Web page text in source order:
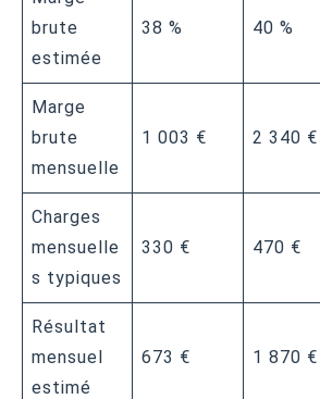
brute
estimée
38 % 40 %
Marge
brute
mensuelle
1 003 € 2 340 €
Charges
mensuelle
s typiques
330 € 470 €
Résultat
mensuel
estimé
673 € 1 870 €